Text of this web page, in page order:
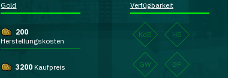
Gold
200
Herstellungskosten
3200 Kaufpreis
Verfügbarkeit
KdB HS
GW BP